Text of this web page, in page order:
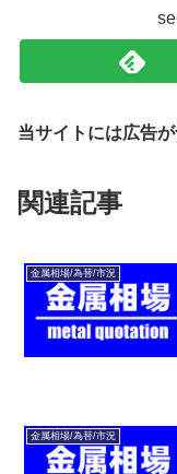
当サイトには広告が
関連記事
金属相場/為替/市況
金属相場/為替/市況